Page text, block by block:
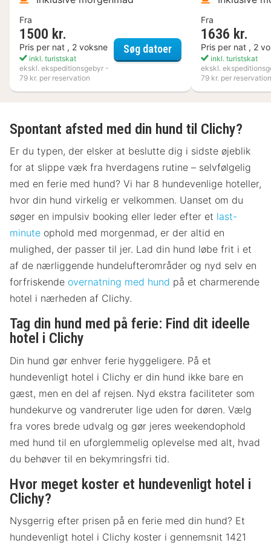
Fra
1500 kr.
Pris per nat , 2 voksne
inkl. turistskat
ekskl. ekspeditionsgebyr -
79 kr. per reservation
Søg datoerBest Western Hotell
Fra
1636 kr.
Pris per nat , 2
inkl. turistskat
ekskl.
79 kr. per reservation
Spontant afsted med din hund til Clichy?
Er du typen, der elsker at beslutte dig i sidste øjeblik
for at slippe væk fra hverdagens rutine – selvfølgelig
med en ferie med hund? Vi har 8 hundevenlige hoteller,
hvor din hund virkelig er velkommen. Uanset om du
søger en impulsiv booking eller leder efter et last-
minute ophold med morgenmad, er der altid en
mulighed, der passer til jer. Lad din hund løbe frit i et
af de nærliggende hundelufterområder og nyd selv en
forfriskende overnatning med hund på et charmerende
hotel i nærheden af Clichy.
Tag din hund med på ferie: Find dit ideelle
hotel i Clichy
Din hund gør enhver ferie hyggeligere. På et
hundevenligt hotel i Clichy er din hund ikke bare en
gæst, men en del af rejsen. Nyd ekstra faciliteter som
hundekurve og vandreruter lige uden for døren. Vælg
fra vores brede udvalg og gør jeres weekendophold
med hund til en uforglemmelig oplevelse med alt, hvad
du behøver til en bekymringsfri tid.
Hvor meget koster et hundevenligt hotel i
Clichy?
Nysgerrig efter prisen på en ferie med din hund? Et
hundevenligt hotel i Clichy koster i gennemsnit 1421